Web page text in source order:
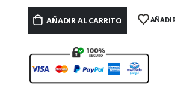
AÑADIR AL CARRITO